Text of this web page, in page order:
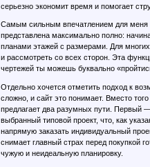
серьезно экономит время и помогает
Самым сильным впечатлением для меня
представлена максимально полно:
планами этажей с размерами. Для
и рассмотреть со всех сторон. Эта
чертежей ты можешь буквально
Отдельно хочется отметить подход к
сложно, и сайт это понимает. Вместо
предлагает два разумных пути. Первый
выбранный типовой проект, что, как
напрямую заказать индивидуальный
снимает главный страх перед покупкой
чужую и неидеальную планировку.